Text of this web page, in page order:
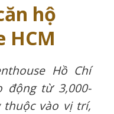
hộ
HCM
Hồ Chí
động từ 3,000-
thuộc vào vị trí,